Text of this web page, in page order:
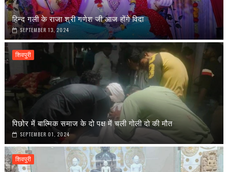
हिन्द गली के राजा श्री गणेश जी आज होंगे विदा
SEPTEMBER 13, 2024
शिवपुरी
पिछोर में बाल्मिक समाज के दो पक्ष में चली गोली दो की मौत
SEPTEMBER 01, 2024
शिवपुरी